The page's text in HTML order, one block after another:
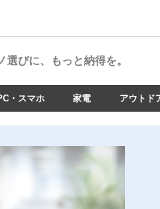
選びに、もっと納得を。
・スマホ 家電 アウトド